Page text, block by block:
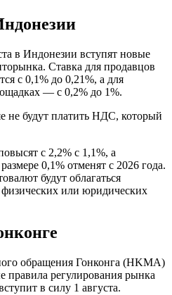
в Индонезии вступят новые
Ставка для продавцов
с 0,1% до 0,21%, а для
— с 0,2% до 1%.
не будут платить НДС, который
с 2,2% с 1,1%, а
0,1% отменят с 2026 года.
будут облагаться
или юридических
обращения Гонконга (HKMA)
правила регулирования рынка
в силу 1 августа.